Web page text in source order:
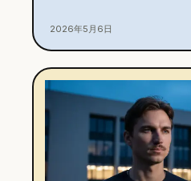
2026年5月6日